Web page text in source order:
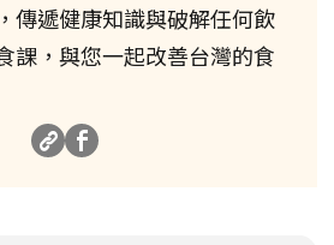
傳遞健康知識與破解任何飲
課，與您一起改善台灣的食